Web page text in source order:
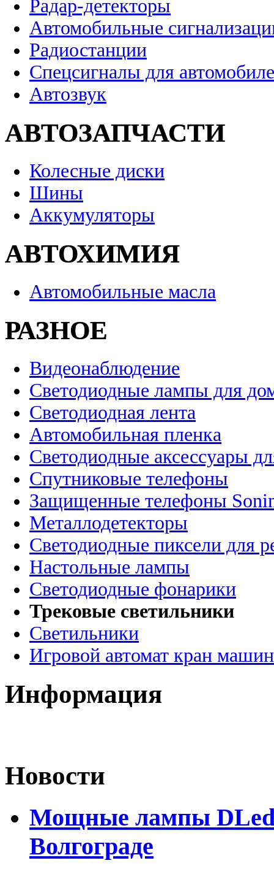
Радар-детекторы
Автомобильные
Радиостанции
Спецсигналы для
Автозвук
АВТОЗАПЧАСТИ
Колесные диски
Шины
Аккумуляторы
АВТОХИМИЯ
Автомобильные масла
РАЗНОЕ
Видеонаблюдение
Светодиодные лампы для
Светодиодная лента
Автомобильная пленка
Светодиодные аксессуары
Спутниковые телефоны
Защищенные телефоны
Металлодетекторы
Светодиодные пиксели для
Настольные лампы
Светодиодные фонарики
Трековые светильники
Светильники
Игровой автомат кран
Информация
Новости
Мощные лампы DLed
Волгограде